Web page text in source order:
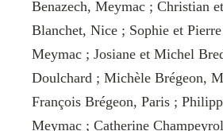
Benazech, Meymac ; Christian
Blanchet, Nice ; Sophie et
Meymac ; Josiane et Michel
Doulchard ; Michèle Brégeon,
François Brégeon, Paris ;
Meymac ; Catherine